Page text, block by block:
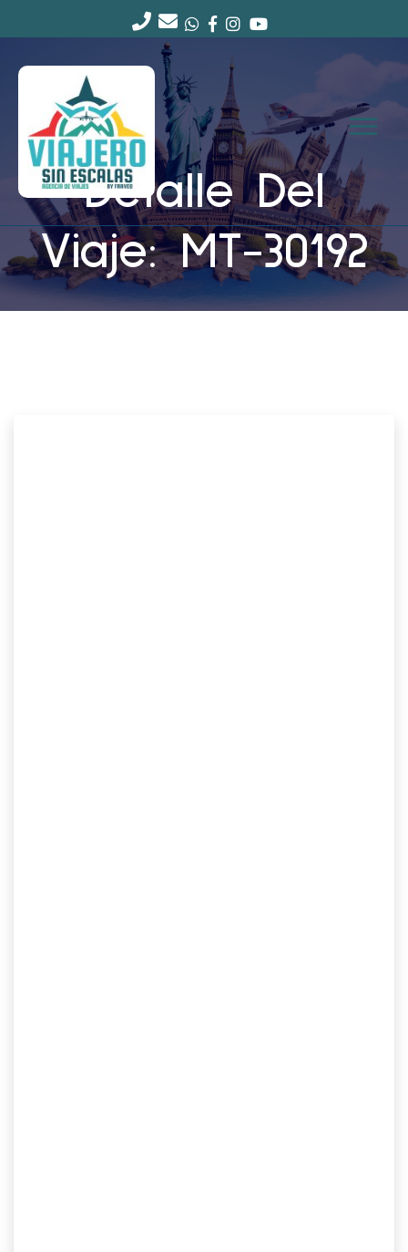
Detalle Del
Viaje: MT-30192